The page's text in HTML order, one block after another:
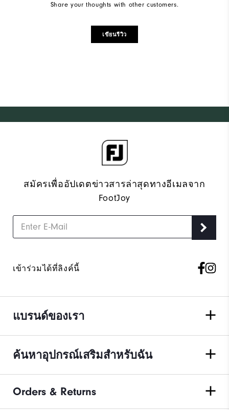
Share your thoughts with other customers.
เขียนรีวิว
สมัครเพื่ออัปเดตข่าวสารล่าสุดทางอีเมลจาก
FootJoy
เข้าร่วมได้ที่ลิงค์นี้
แบรนด์ของเรา
ค้นหาอุปกรณ์เสริมสำหรับฉัน
Orders & Returns